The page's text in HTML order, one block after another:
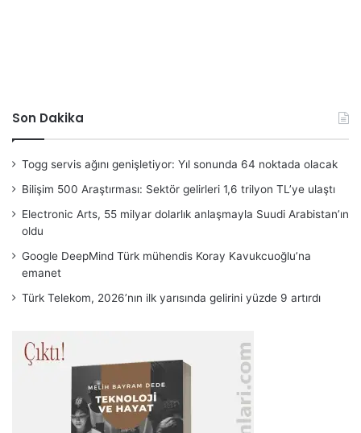
Son Dakika
Togg servis ağını genişletiyor: Yıl sonunda 64 noktada olacak
Bilişim 500 Araştırması: Sektör gelirleri 1,6 trilyon TL’ye ulaştı
Electronic Arts, 55 milyar dolarlık anlaşmayla Suudi Arabistan’ın
oldu
Google DeepMind Türk mühendis Koray Kavukcuoğlu’na
emanet
Türk Telekom, 2026’nın ilk yarısında gelirini yüzde 9 artırdı